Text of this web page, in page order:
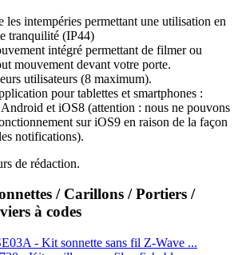
les intempéries permettant une utilisation en
tranquilité (IP44)
intégré permettant de filmer ou
mouvement devant votre porte.
utilisateurs (8 maximum).
pour tablettes et smartphones :
et iOS8 (attention : nous ne pouvons
sur iOS9 en raison de la façon
notifications).
de rédaction.
/ Carillons / Portiers /
à codes
- Kit sonnette sans fil Z-Wave ...